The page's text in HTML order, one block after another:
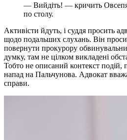
— Вийдіть! — кричить
по столу.
Активісти йдуть, і суддя просить
щодо подальших слухань. Він
повернути прокурору
думку, там не цілком викладені
Тобто не описаний контекст подій,
напад на Пальчунова. Адвокат
справи.